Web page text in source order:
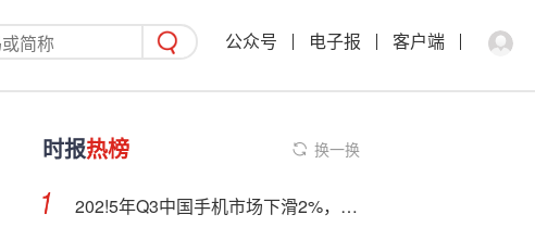
公众号 电子报 客户端
时报热榜 换一换
202!5年Q3中国手机市场下滑2%，OPPO逆势增长领跑，华为稳健小米苹果微降